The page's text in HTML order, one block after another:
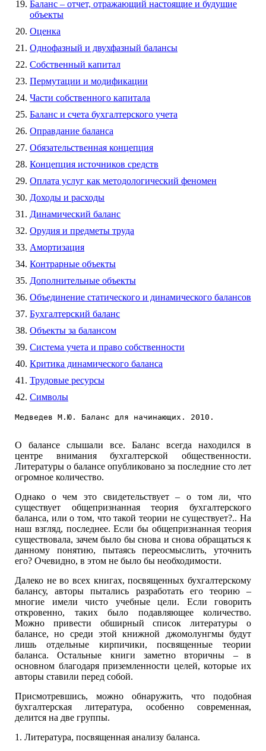
Баланс – отчет, отражающий настоящие и будущие
объекты
Оценка
Однофазный и двухфазный балансы
Собственный капитал
Пермутации и модификации
Части собственного капитала
Баланс и счета бухгалтерского учета
Оправдание баланса
Обязательственная концепция
Концепция источников средств
Оплата услуг как методологический феномен
Доходы и расходы
Динамический баланс
Орудия и предметы труда
Амортизация
Контрарные объекты
Дополнительные объекты
Объединение статического и динамического балансов
Бухгалтерский баланс
Объекты за балансом
Система учета и право собственности
Критика динамического баланса
Трудовые ресурсы
Символы
Медведев М.Ю. Баланс для начинающих. 2010.
О балансе слышали все. Баланс всегда находился в
центре внимания бухгалтерской общественности.
Литературы о балансе опубликовано за последние сто лет
огромное количество.
Однако о чем это свидетельствует – о том ли, что
существует общепризнанная теория бухгалтерского
баланса, или о том, что такой теории не существует?.. На
наш взгляд, последнее. Если бы общепризнанная теория
существовала, зачем было бы снова и снова обращаться к
данному понятию, пытаясь переосмыслить, уточнить
его? Очевидно, в этом не было бы необходимости.
Далеко не во всех книгах, посвященных бухгалтерскому
балансу, авторы пытались разработать его теорию –
многие имели чисто учебные цели. Если говорить
откровенно, таких было подавляющее количество.
Можно привести обширный список литературы о
балансе, но среди этой книжной джомолунгмы будут
лишь отдельные кирпичики, посвященные теории
баланса. Остальные книги заметно вторичны – в
основном благодаря приземленности целей, которые их
авторы ставили перед собой.
Присмотревшись, можно обнаружить, что подобная
бухгалтерская литература, особенно современная,
делится на две группы.
1. Литература, посвященная анализу баланса.